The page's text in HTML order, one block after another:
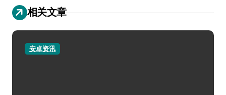
相关文章
安卓资讯